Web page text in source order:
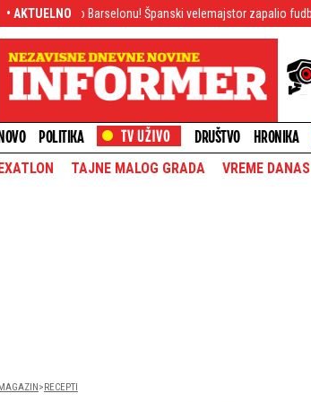
• AKTUELNO
Barselonu! Španski velemajstor zapalio fudbalski svet!
NOVO POLITIKA DRUŠTVO HRONIKA
TAJNE MALOG GRADA VREME DANAS
RECEPTI